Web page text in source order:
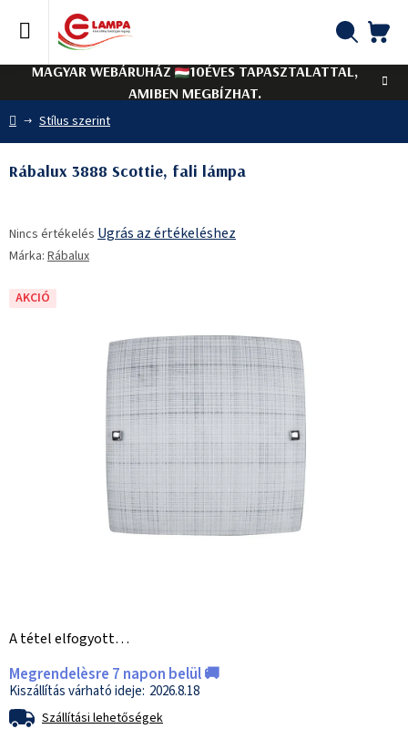
tartalomhoz
MAGYAR WEBÁRUHÁZ
10ÉVES TAPASZTALATTAL,
AMIBEN MEGBÍZHAT.
Kezdőlap
Stílus szerint
A tétel elfogyott…
Megrendelèsre 7 napon belül 🚚
2026.8.18
Szállítási lehetőségek
Rábalux 3888 Scottie, fali lámpa
termék
átlagos
5-
Nincs értékelés Ugrás az értékeléshez
Márka: Rábalux
AKCIÓ